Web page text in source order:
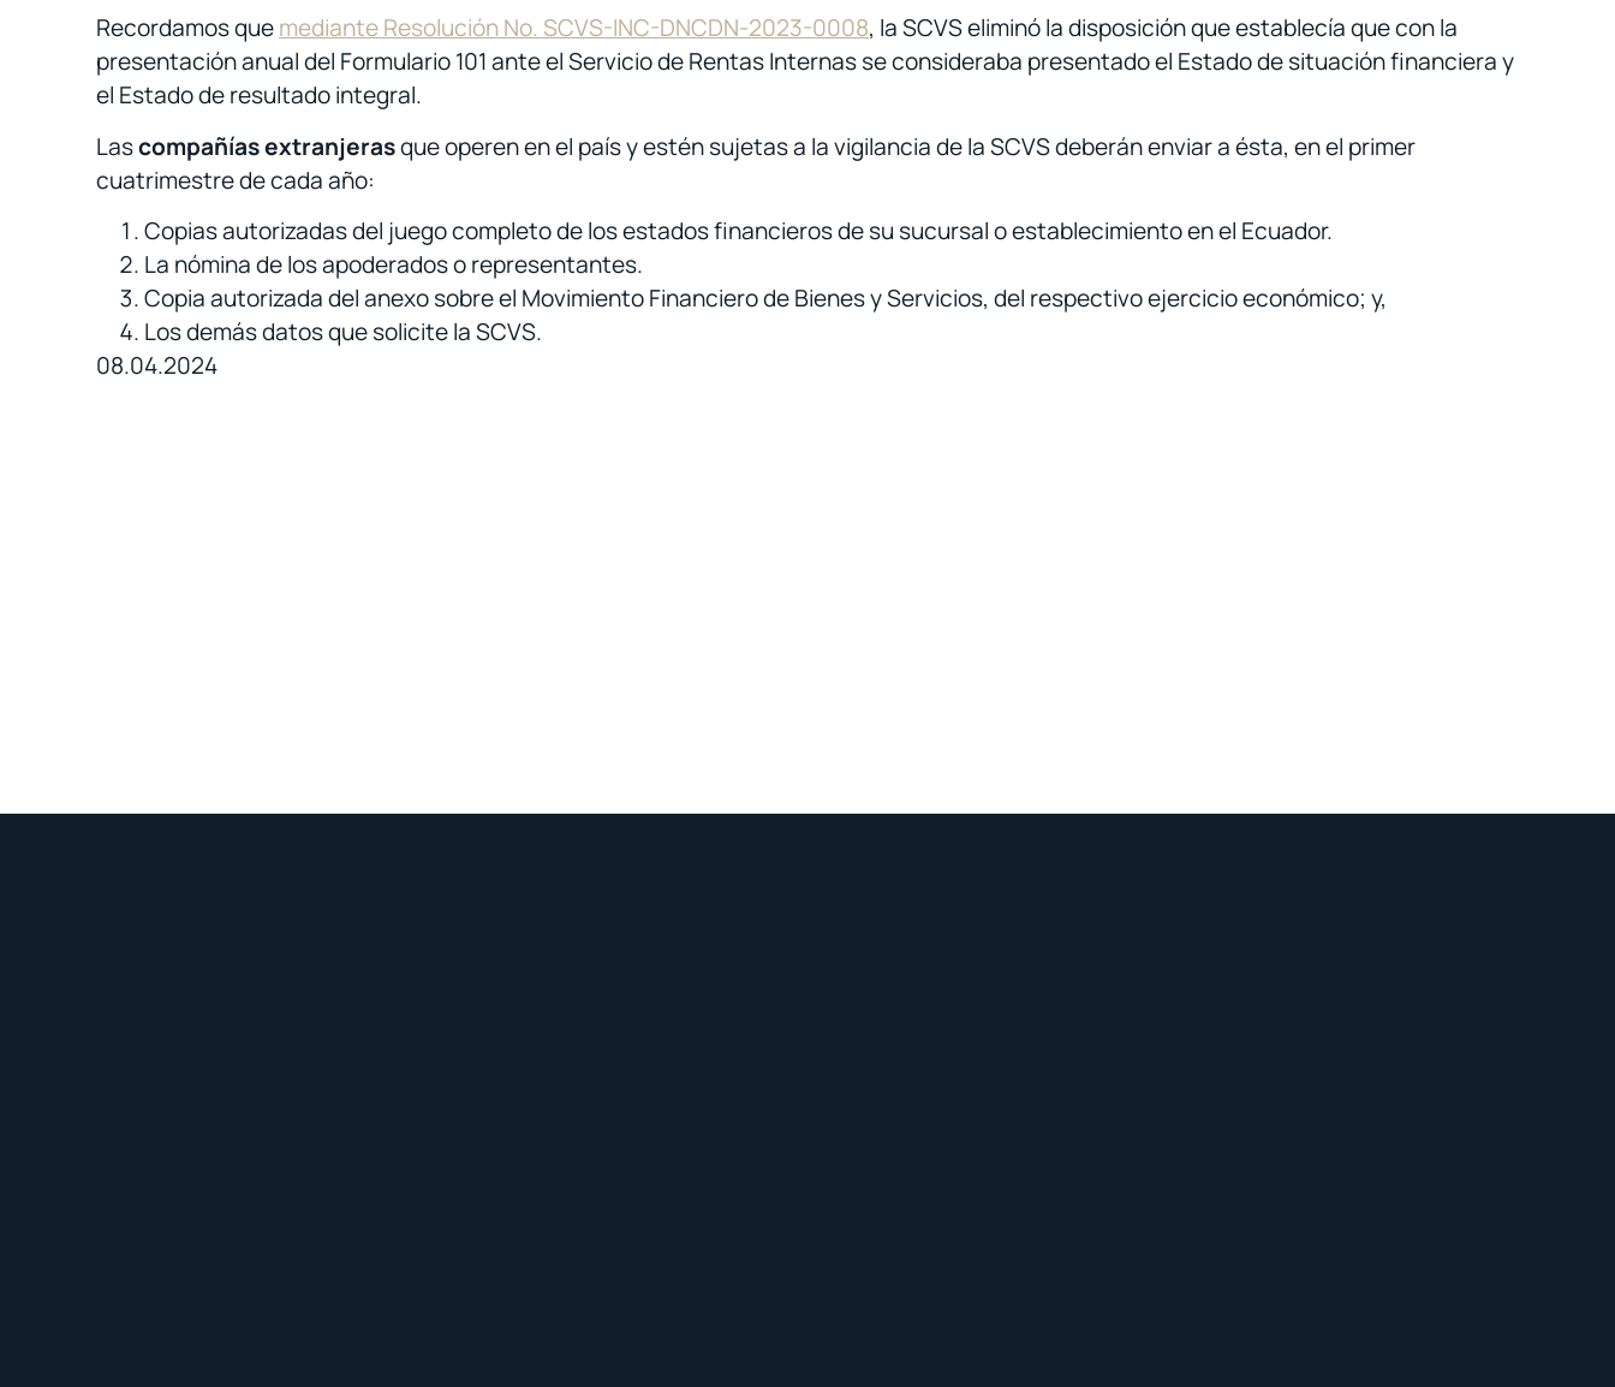
Recordamos quemediante Resolución No. SCVS-INC-DNCDN-2023-0008, la SCVS eliminó la disposición que establecía que con la
presentación anual del Formulario 101 ante el Servicio de Rentas Internas se consideraba presentado el Estado de situación financiera y
el Estado de resultado integral.
Lascompañías extranjerasque operen en el país y estén sujetas a la vigilancia de la SCVS deberán enviar a ésta, en el primer
cuatrimestre de cada año:
Copias autorizadas del juego completo de los estados financieros de su sucursal o establecimiento en el Ecuador.
La nómina de los apoderados o representantes.
Copia autorizada del anexo sobre el Movimiento Financiero de Bienes y Servicios, del respectivo ejercicio económico; y,
Los demás datos que solicite la SCVS.
08.04.2024